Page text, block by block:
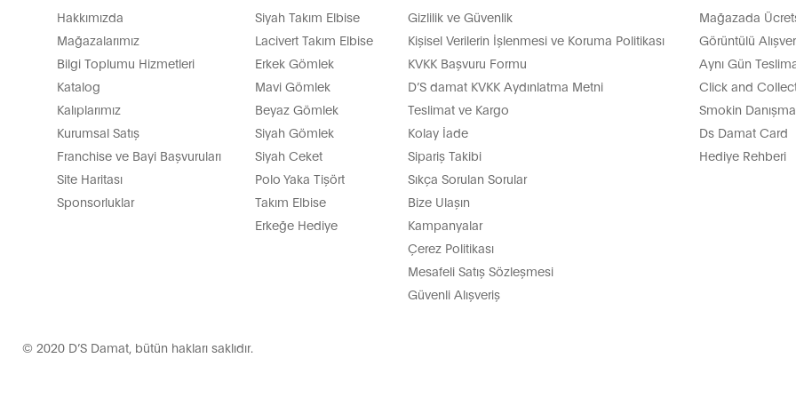
Sihirli Takım Elbiselerin Özellikleri
Sihirli takım elbiselerin en önemli özelliği, kırışmaz kumaş teknolojisidir. Travel takım elbise serisi, uzun süreli oturma,
düzgün formunu korur. Bunun yanı sıra nefes alabilen özel kumaş yapısı sayesinde yazın terletmez, kışın ise ekstra
kullanılan rayon, yün ve modern karışımlı kumaşlar hafifliğiyle gün boyu rahat kullanım sunar. Slim fit takım elbise
takım elbise çeşitleri daha rahat kalıp isteyen erkekler için idealdir. Bu özellikleriyle sihirli takım elbise, hem ofis şıklığı
Sihirli Takım Elbise Bakım ve Kullanım Önerileri
Sihirli takım elbiselerin uzun ömürlü olması için doğru bakım oldukça önemlidir. Travel takım elbise kumaşları kırışmaya
bekletme ile çok daha uzun süre formunu korur. D'S damat sihirli takım elbise modelleri yıkanabilir özellikte değil, kuru
elbiseyi nemden ve doğrudan güneş ışığından uzak tutmak gerekir. Slim fit takım elbise ve comfort fit takım elbise
kullanılabilecek dayanıklılığa sahiptir. Spor takım elbise ya da smokin takım elbise gibi özel günlerde tercih edilen
Hakkımızda
Mağazalarımız
Bilgi Toplumu Hizmetleri
Katalog
Kalıplarımız
Kurumsal Satış
Franchise ve Bayi Başvuruları
Site Haritası
Sponsorluklar
Siyah Takım Elbise
Lacivert Takım Elbise
Erkek Gömlek
Mavi Gömlek
Beyaz Gömlek
Siyah Gömlek
Siyah Ceket
Polo Yaka Tişört
Takım Elbise
Erkeğe Hediye
Gizlilik ve Güvenlik
Kişisel Verilerin İşlenmesi ve Koruma Politikası
KVKK Başvuru Formu
D’S damat KVKK Aydınlatma Metni
Teslimat ve Kargo
Kolay İade
Sipariş Takibi
Sıkça Sorulan Sorular
Bize Ulaşın
Kampanyalar
Çerez Politikası
Mesafeli Satış Sözleşmesi
Güvenli Alışveriş
Mağazada
Görüntülü
Aynı Gün
Click and
Smokin
Ds Damat Card
Hediye Rehberi
© 2020 D’S Damat, bütün hakları saklıdır.